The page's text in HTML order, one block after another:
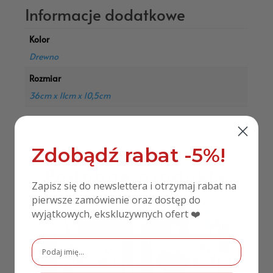
Informacje dodatkowe
Kolor
Drewno
Rozmiar
36cm x 11cm x 10,5cm
Podobne produkty
PROMOCJA!
Zdobądź rabat -5%!
Zapisz się do newslettera i otrzymaj rabat na
pierwsze zamówienie oraz dostęp do
wyjątkowych, ekskluzywnych ofert ❤️